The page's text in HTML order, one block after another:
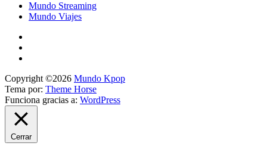
Mundo Streaming
Mundo Viajes
Copyright ©2026 Mundo Kpop
Tema por: Theme Horse
Funciona gracias a: WordPress
Cerrar